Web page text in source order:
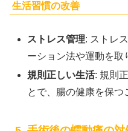
生活習慣の改善
ストレス管理: ストレ
ーション法や運動を取
規則正しい生活: 規則
とで、腸の健康を保つ